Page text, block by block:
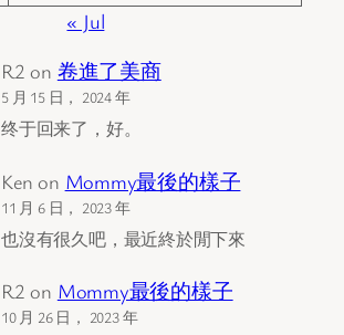
« Jul
R2 on 卷進了美商
5 月 15 日， 2024 年
终于回来了，好。
Ken on Mommy最後的樣子
11 月 6 日， 2023 年
也沒有很久吧，最近終於閒下來
R2 on Mommy最後的樣子
10 月 26 日， 2023 年